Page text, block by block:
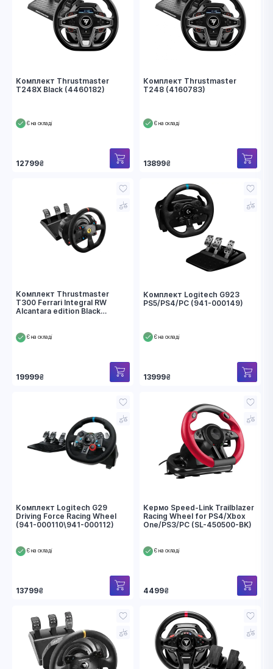
Комплект Thrustmaster
T248X Black (4460182)
Є на складі
12799₴
Комплект Thrustmaster
T248 (4160783)
Є на складі
13899₴
Комплект Thrustmaster
T300 Ferrari Integral RW
Alcantara edition Black
Є на складі
19999₴
Комплект Logitech G923
PS5/PS4/PC (941-000149)
Є на складі
13999₴
Комплект Logitech G29
Driving Force Racing Wheel
(941-000110\941-000112)
Є на складі
13799₴
Кермо Speed-Link Trailblazer
Racing Wheel for PS4/Xbox
One/PS3/PC (SL-450500-BK)
Є на складі
4499₴